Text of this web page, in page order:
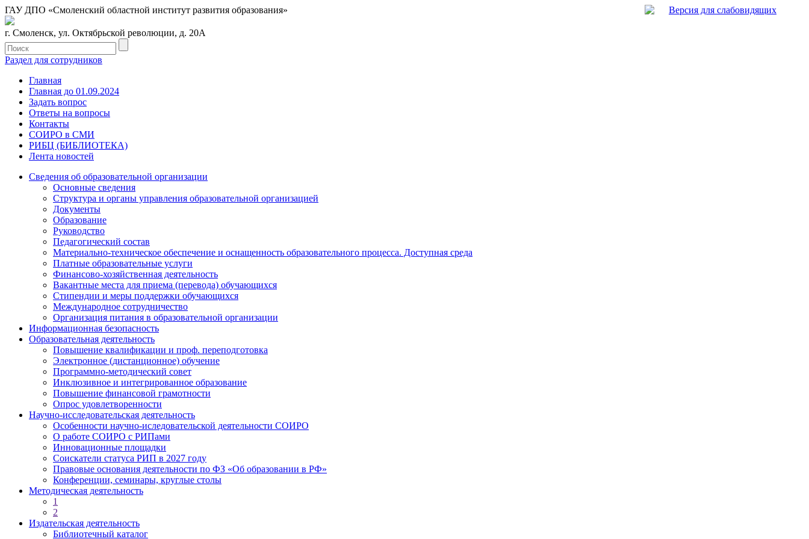
ГАУ ДПО «Смоленский областной институт развития образования» Версия для слабовидящих
г. Смоленск, ул. Октябрьской революции, д. 20А
Раздел для сотрудников
Главная
Главная до 01.09.2024
Задать вопрос
Ответы на вопросы
Контакты
СОИРО в СМИ
РИБЦ (БИБЛИОТЕКА)
Лента новостей
Сведения об образовательной организации
Основные сведения
Структура и органы управления образовательной организацией
Документы
Образование
Руководство
Педагогический состав
Материально-техническое обеспечение и оснащенность образовательного процесса. Доступная среда
Платные образовательные услуги
Финансово-хозяйственная деятельность
Вакантные места для приема (перевода) обучающихся
Стипендии и меры поддержки обучающихся
Международное сотрудничество
Организация питания в образовательной организации
Информационная безопасность
Образовательная деятельность
Повышение квалификации и проф. переподготовка
Электронное (дистанционное) обучение
Программно-методический совет
Инклюзивное и интегрированное образование
Повышение финансовой грамотности
Опрос удовлетворенности
Научно-исследовательская деятельность
Особенности научно-иследовательской деятельности СОИРО
О работе СОИРО с РИПами
Инновационные площадки
Соискатели статуса РИП в 2027 году
Правовые основания деятельности по ФЗ «Об образовании в РФ»
Конференции, семинары, круглые столы
Методическая деятельность
1
2
Издательская деятельность
Библиотечный каталог